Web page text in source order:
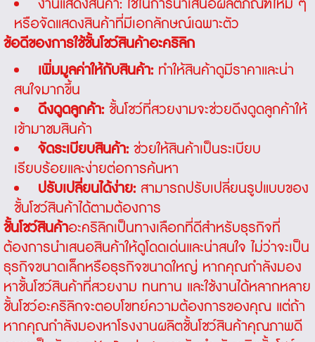
งานแสดงสินค้า: ใช้ในการนำเสนอผลิตภัณฑ์ใหม่ ๆ
หรือจัดแสดงสินค้าที่มีเอกลักษณ์เฉพาะตัว
ข้อดีของการใช้ชั้นโชว์สินค้าอะคริลิก
เพิ่มมูลค่าให้กับสินค้า:ทำให้สินค้าดูมีราคาและน่า
สนใจมากขึ้น
ดึงดูดลูกค้า:ชั้นโชว์ที่สวยงามจะช่วยดึงดูดลูกค้าให้
เข้ามาชมสินค้า
จัดระเบียบสินค้า:ช่วยให้สินค้าเป็นระเบียบ
เรียบร้อยและง่ายต่อการค้นหา
ปรับเปลี่ยนได้ง่าย:สามารถปรับเปลี่ยนรูปแบบของ
ชั้นโชว์สินค้าได้ตามต้องการ
ชั้นโชว์สินค้าอะคริลิกเป็นทางเลือกที่ดีสำหรับธุรกิจที่
ต้องการนำเสนอสินค้าให้ดูโดดเด่นและน่าสนใจ ไม่ว่าจะเป็น
ธุรกิจขนาดเล็กหรือธุรกิจขนาดใหญ่ หากคุณกำลังมอง
หาชั้นโชว์สินค้าที่สวยงาม ทนทาน และใช้งานได้หลากหลาย
ชั้นโชว์อะคริลิกจะตอบโขทย์ความต้องการของคุณ แต่ถ้า
หากคุณกำลังมองหาโรงงานผลิตชั้นโชว์สินค้าคุณภาพดี